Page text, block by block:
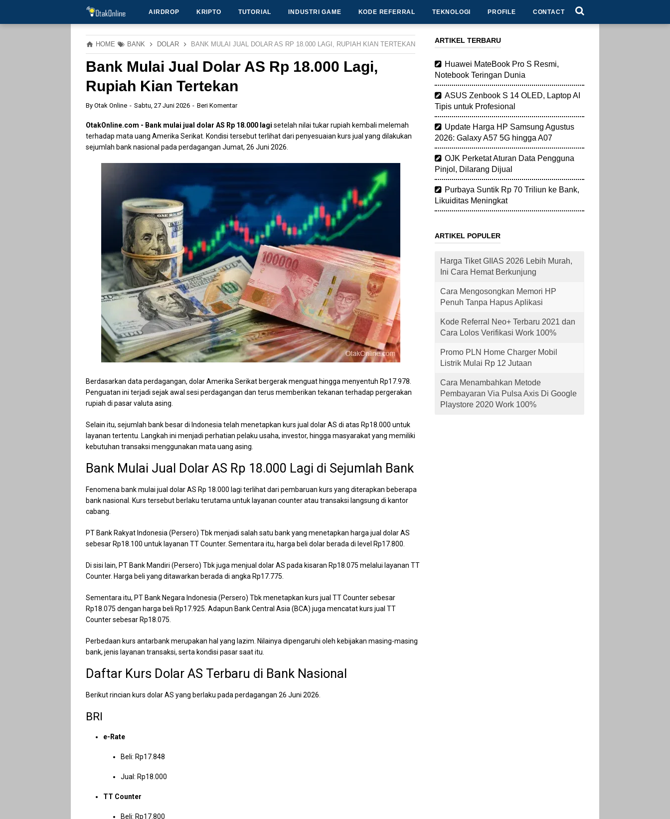
AIRDROP KRIPTO TUTORIAL INDUSTRI GAME KODE REFERRAL TEKNOLOGI PROFILE CONTACT
HOME BANK DOLAR BANK MULAI JUAL DOLAR AS RP 18.000 LAGI, RUPIAH KIAN TERTEKAN
Bank Mulai Jual Dolar AS Rp 18.000 Lagi,
Rupiah Kian Tertekan
By Otak Online Sabtu, 27 Juni 2026 Beri Komentar
OtakOnline.com - Bank mulai jual dolar AS Rp 18.000 lagi setelah nilai tukar rupiah kembali melemah
terhadap mata uang Amerika Serikat. Kondisi tersebut terlihat dari penyesuaian kurs jual yang dilakukan
sejumlah bank nasional pada perdagangan Jumat, 26 Juni 2026.
Berdasarkan data perdagangan, dolar Amerika Serikat bergerak menguat hingga menyentuh Rp17.978.
Penguatan ini terjadi sejak awal sesi perdagangan dan terus memberikan tekanan terhadap pergerakan
rupiah di pasar valuta asing.
Selain itu, sejumlah bank besar di Indonesia telah menetapkan kurs jual dolar AS di atas Rp18.000 untuk
layanan tertentu. Langkah ini menjadi perhatian pelaku usaha, investor, hingga masyarakat yang memiliki
kebutuhan transaksi menggunakan mata uang asing.
Bank Mulai Jual Dolar AS Rp 18.000 Lagi di Sejumlah Bank
Fenomena bank mulai jual dolar AS Rp 18.000 lagi terlihat dari pembaruan kurs yang diterapkan beberapa
bank nasional. Kurs tersebut berlaku terutama untuk layanan counter atau transaksi langsung di kantor
cabang.
PT Bank Rakyat Indonesia (Persero) Tbk menjadi salah satu bank yang menetapkan harga jual dolar AS
sebesar Rp18.100 untuk layanan TT Counter. Sementara itu, harga beli dolar berada di level Rp17.800.
Di sisi lain, PT Bank Mandiri (Persero) Tbk juga menjual dolar AS pada kisaran Rp18.075 melalui layanan TT
Counter. Harga beli yang ditawarkan berada di angka Rp17.775.
Sementara itu, PT Bank Negara Indonesia (Persero) Tbk menetapkan kurs jual TT Counter sebesar
Rp18.075 dengan harga beli Rp17.925. Adapun Bank Central Asia (BCA) juga mencatat kurs jual TT
Counter sebesar Rp18.075.
Perbedaan kurs antarbank merupakan hal yang lazim. Nilainya dipengaruhi oleh kebijakan masing-masing
bank, jenis layanan transaksi, serta kondisi pasar saat itu.
Daftar Kurs Dolar AS Terbaru di Bank Nasional
Berikut rincian kurs dolar AS yang berlaku pada perdagangan 26 Juni 2026.
BRI
e-Rate
Beli: Rp17.848
Jual: Rp18.000
TT Counter
Beli: Rp17.800
ARTIKEL TERBARU
Huawei MateBook Pro S Resmi,
Notebook Teringan Dunia
ASUS Zenbook S 14 OLED, Laptop AI
Tipis untuk Profesional
Update Harga HP Samsung Agustus
2026: Galaxy A57 5G hingga A07
OJK Perketat Aturan Data Pengguna
Pinjol, Dilarang Dijual
Purbaya Suntik Rp 70 Triliun ke Bank,
Likuiditas Meningkat
ARTIKEL POPULER
Harga Tiket GIIAS 2026 Lebih Murah,
Ini Cara Hemat Berkunjung
Cara Mengosongkan Memori HP
Penuh Tanpa Hapus Aplikasi
Kode Referral Neo+ Terbaru 2021 dan
Cara Lolos Verifikasi Work 100%
Promo PLN Home Charger Mobil
Listrik Mulai Rp 12 Jutaan
Cara Menambahkan Metode
Pembayaran Via Pulsa Axis Di Google
Playstore 2020 Work 100%